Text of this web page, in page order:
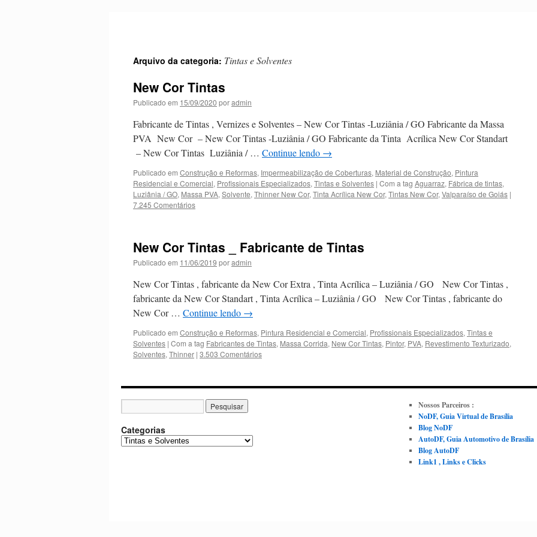
Arquivo da categoria: Tintas e Solventes
New Cor Tintas
Publicado em 15/09/2020 poradmin
Fabricante de Tintas , Vernizes e Solventes – New Cor Tintas -Luziânia / GO Fabricante da Massa
PVA New Cor – New Cor Tintas -Luziânia / GO Fabricante da Tinta Acrílica New Cor Standart
– New Cor Tintas Luziânia / … Continue lendo →
Publicado em Construção e Reformas, Impermeabilização de Coberturas, Material de Construção, Pintura
Residencial e Comercial, Profissionais Especializados, Tintas e Solventes | Com a tag Aguarraz, Fábrica de tintas,
Luziânia / GO, Massa PVA, Solvente, Thinner New Cor, Tinta Acrílica New Cor, Tintas New Cor, Valparaíso de Goiás |
7.245 Comentários
New Cor Tintas _ Fabricante de Tintas
Publicado em 11/06/2019 poradmin
New Cor Tintas , fabricante da New Cor Extra , Tinta Acrílica – Luziânia / GO New Cor Tintas ,
fabricante da New Cor Standart , Tinta Acrílica – Luziânia / GO New Cor Tintas , fabricante do
New Cor … Continue lendo →
Publicado em Construção e Reformas, Pintura Residencial e Comercial, Profissionais Especializados, Tintas e
Solventes | Com a tag Fabricantes de Tintas, Massa Corrida, New Cor Tintas, Pintor, PVA, Revestimento Texturizado,
Solventes, Thinner | 3.503 Comentários
Categorias
C
Nossos Parceiros :
NoDF, Guia Virtual de Brasília
Blog NoDF
AutoDF, Guia Automotivo de Brasília
Blog AutoDF
Link1 , Links e Clicks